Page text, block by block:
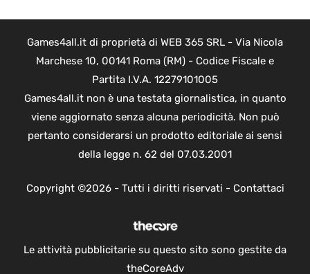
Games4all.it di proprietà di WEB 365 SRL - Via Nicola
Marchese 10, 00141 Roma (RM) - Codice Fiscale e
Partita I.V.A. 12279101005
Games4all.it non è una testata giornalistica, in quanto
viene aggiornato senza alcuna periodicità. Non può
pertanto considerarsi un prodotto editoriale ai sensi
della legge n. 62 del 07.03.2001
Copyright ©2026 - Tutti i diritti riservati - Contattaci
Le attività pubblicitarie su questo sito sono gestite da
theCoreAdv